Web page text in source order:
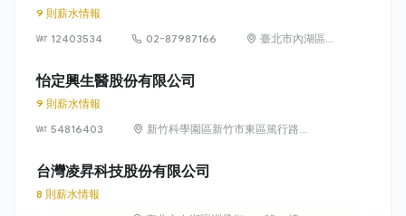
9 則薪水情報
12403534
02-87987166
臺北市內湖區瑞
怡定興生醫股份有限公司
9 則薪水情報
54816403
新竹科學園區新竹市東區篤行路6
台灣凌昇科技股份有限公司
8 則薪水情報